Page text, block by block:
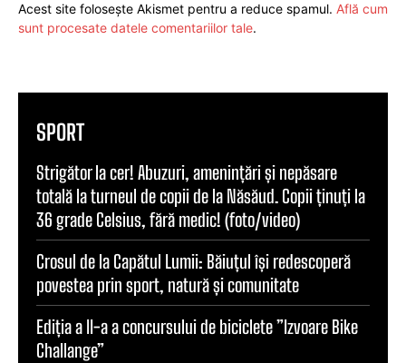
Acest site folosește Akismet pentru a reduce spamul. Află cum
sunt procesate datele comentariilor tale.
SPORT
Strigător la cer! Abuzuri, amenințări și nepăsare
totală la turneul de copii de la Năsăud. Copii ținuți la
36 grade Celsius, fără medic! (foto/video)
Crosul de la Capătul Lumii: Băiuțul își redescoperă
povestea prin sport, natură și comunitate
Ediția a II-a a concursului de biciclete ”Izvoare Bike
Challange”